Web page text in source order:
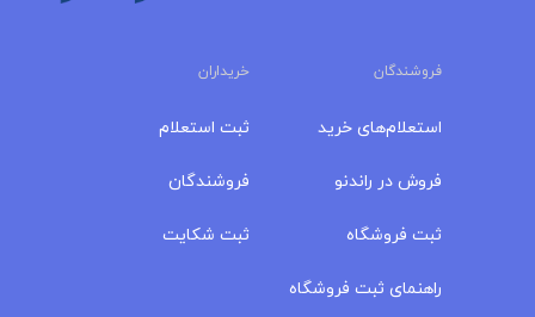
فروشندگان خریداران
استعلام‌های خرید
فروش در راندنو
ثبت فروشگاه
راهنمای ثبت فروشگاه
ثبت استعلام
فروشندگان
ثبت شکایت